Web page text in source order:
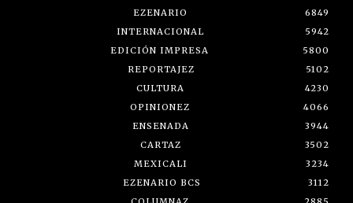
EZENARIO
6849
INTERNACIONAL
5942
EDICIÓN IMPRESA
5800
REPORTAJEZ
5102
CULTURA
4230
OPINIONEZ
4066
ENSENADA
3944
CARTAZ
3502
MEXICALI
3234
EZENARIO BCS
3112